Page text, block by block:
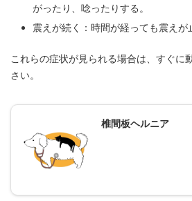
がったり、唸ったりする。
震えが続く：時間が経っても震えが
これらの症状が見られる場合は、すぐに
さい。
椎間板ヘルニア